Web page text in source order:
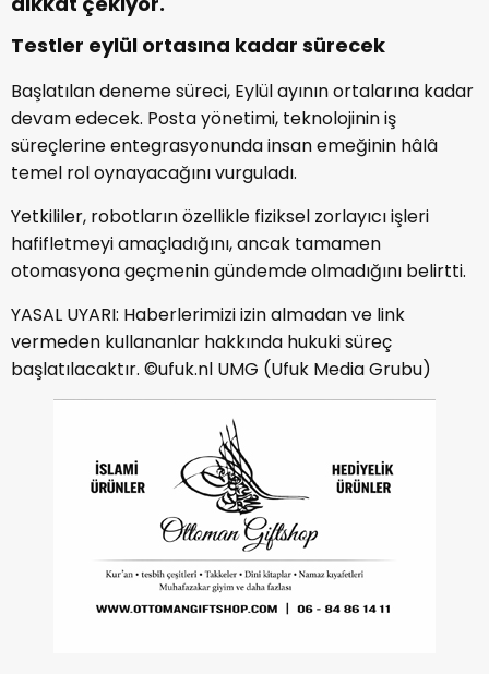
Testler eylül ortasına kadar sürecek
Başlatılan deneme süreci, Eylül ayının ortalarına kadar
devam edecek. Posta yönetimi, teknolojinin iş
süreçlerine entegrasyonunda insan emeğinin hâlâ
temel rol oynayacağını vurguladı.
Yetkililer, robotların özellikle fiziksel zorlayıcı işleri
hafifletmeyi amaçladığını, ancak tamamen
otomasyona geçmenin gündemde olmadığını belirtti.
YASAL UYARI: Haberlerimizi izin almadan ve link
vermeden kullananlar hakkında hukuki süreç
başlatılacaktır. ©ufuk.nl UMG (Ufuk Media Grubu)